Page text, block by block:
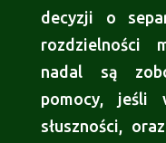
decyzji o
rozdzielności
nadal są
pomocy, jeśli
słuszności,